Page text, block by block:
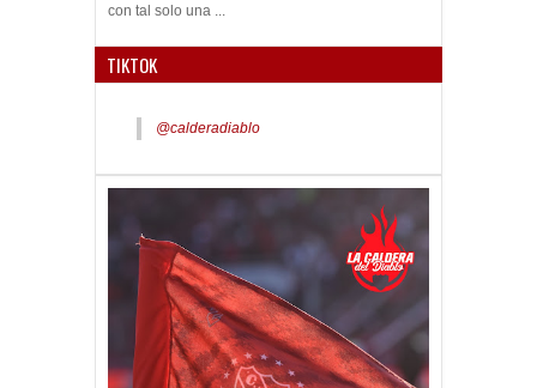
con tal solo una ...
TIKTOK
@calderadiablo